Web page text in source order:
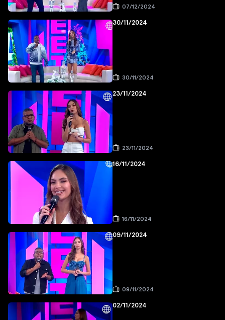
07/12/2024
30/11/2024
30/11/2024
23/11/2024
23/11/2024
16/11/2024
16/11/2024
09/11/2024
09/11/2024
02/11/2024